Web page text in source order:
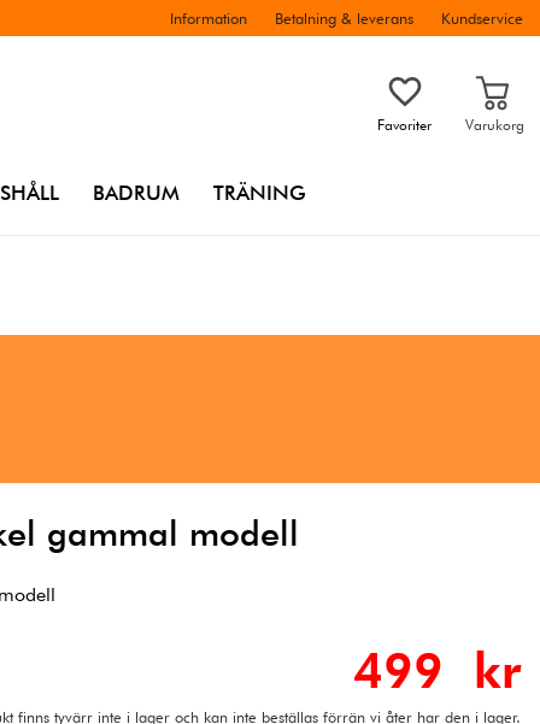
Information Betalning & leverans Kundservice
Favoriter Varukorg
BADRUM TRÄNING
gammal modell
499 kr
finns tyvärr inte i lager och kan inte beställas förrän vi åter har den i lager.